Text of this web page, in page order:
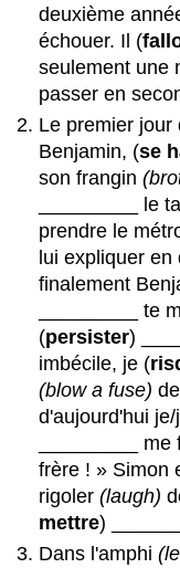
deuxième
échouer. Il (
seulement une
passer en
Le premier jour
Benjamin, (se
son frangin
_________ le
prendre le
lui expliquer
finalement
_________ te
(persister)
imbécile, je (
(blow a fuse)
d'aujourd'hui je/
_________
frère ! » Simon
rigoler(laugh)
mettre)
Dans l'amphi